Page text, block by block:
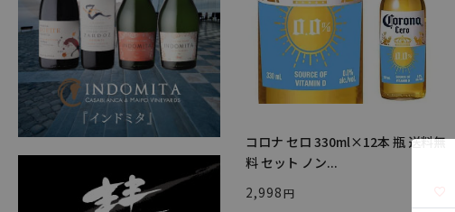
コロナ セロ 330ml×12本 瓶 送料無
料 セット ノン...
2,998